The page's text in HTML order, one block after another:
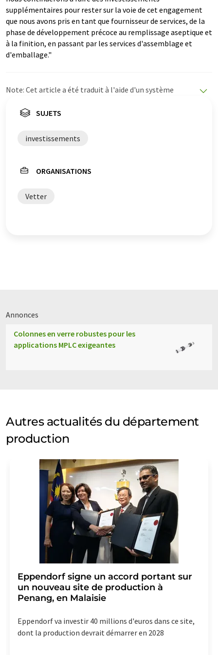
supplémentaires pour rester sur la voie de cet engagement
que nous avons pris en tant que fournisseur de services, de la
phase de développement précoce au remplissage aseptique et
à la finition, en passant par les services d'assemblage et
d'emballage."
Note: Cet article a été traduit à l'aide d'un système
propose ces traductions automatiques pour présenter
été traduit avec traduction automatique, il est possible
trouvé
.
SUJETS
investissements
ORGANISATIONS
Vetter
Annonces
Colonnes en verre robustes pour les
applications MPLC exigeantes
Autres actualités du département
production
Eppendorf signe un accord portant sur
un nouveau site de production à
Penang, en Malaisie
Eppendorf va investir 40 millions d'euros dans ce site,
dont la production devrait démarrer en 2028